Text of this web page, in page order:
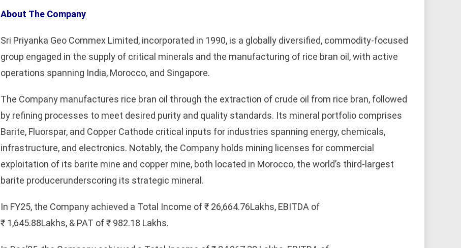
About The Company
Sri Priyanka Geo Commex Limited, incorporated in 1990, is a globally diversified, commodity-focused
group engaged in the supply of critical minerals and the manufacturing of rice bran oil, with active
operations spanning India, Morocco, and Singapore.
The Company manufactures rice bran oil through the extraction of crude oil from rice bran, followed
by refining processes to meet desired purity and quality standards. Its mineral portfolio comprises
Barite, Fluorspar, and Copper Cathode critical inputs for industries spanning energy, chemicals,
infrastructure, and electronics. Notably, the Company holds mining licenses for commercial
exploitation of its barite mine and copper mine, both located in Morocco, the world’s third-largest
barite producerunderscoring its strategic mineral.
In FY25, the Company achieved a Total Income of ₹ 26,664.76Lakhs, EBITDA of
₹ 1,645.88Lakhs, & PAT of ₹ 982.18 Lakhs.